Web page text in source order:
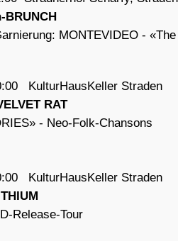
BRUNCH
MONTEVIDEO -
KulturHausKeller Straden
RAT
- Neo-Folk-Chansons
KulturHausKeller Straden
Release-Tour